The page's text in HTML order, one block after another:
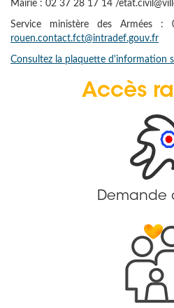
Mairie : 02 37 28 17 14 /
Service ministère des
rouen.contact.fct@intradef.gouv.fr
Consultez la plaquette d'information
Accès
Demande